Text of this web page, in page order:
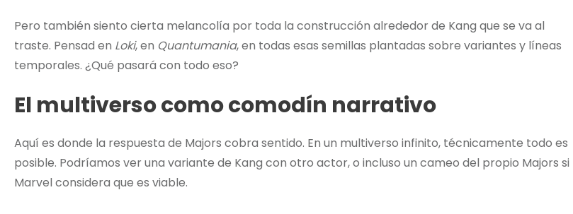
Pero también siento cierta melancolía por toda la construcción alrededor de Kang que se va al
traste. Pensad en Loki, en Quantumania, en todas esas semillas plantadas sobre variantes y líneas
temporales. ¿Qué pasará con todo eso?
El multiverso como comodín narrativo
Aquí es donde la respuesta de Majors cobra sentido. En un multiverso infinito, técnicamente todo es
posible. Podríamos ver una variante de Kang con otro actor, o incluso un cameo del propio Majors si
Marvel considera que es viable.